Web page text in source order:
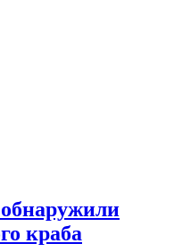
краба